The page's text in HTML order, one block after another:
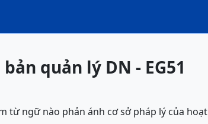
quản lý DN - EG51
từ ngữ nào phản ánh cơ sở pháp lý của hoạt